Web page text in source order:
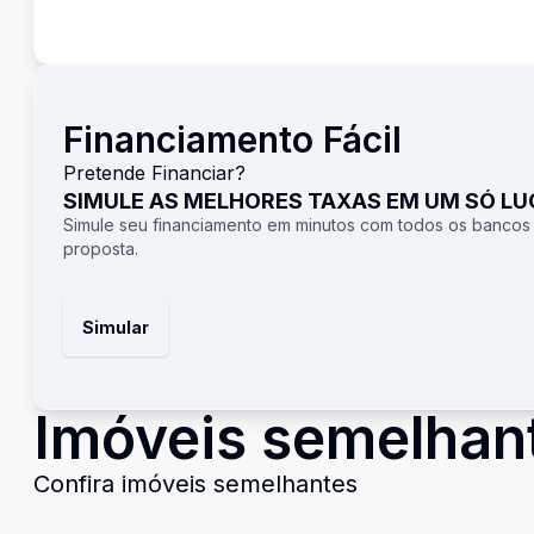
Financiamento Fácil
Pretende Financiar?
SIMULE AS MELHORES TAXAS EM UM SÓ
Simule seu financiamento em minutos com todos os
proposta.
Simular
Imóveis
Confira imóveis semelhantes